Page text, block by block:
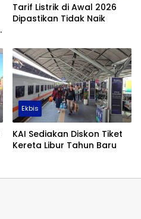
Tarif Listrik di Awal 2026
Dipastikan Tidak Naik
Ekbis
KAI Sediakan Diskon Tiket
Kereta Libur Tahun Baru